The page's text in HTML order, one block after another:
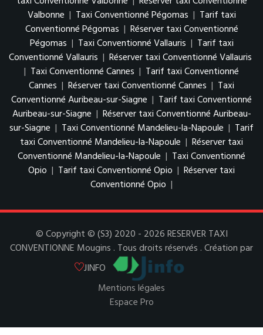
Valbonne | Taxi Conventionné Pégomas | Tarif taxi
Conventionné Pégomas | Réserver taxi Conventionné
Pégomas | Taxi Conventionné Vallauris | Tarif taxi
Conventionné Vallauris | Réserver taxi Conventionné Vallauris
| Taxi Conventionné Cannes | Tarif taxi Conventionné
Cannes | Réserver taxi Conventionné Cannes | Taxi
Conventionné Auribeau-sur-Siagne | Tarif taxi Conventionné
Auribeau-sur-Siagne | Réserver taxi Conventionné Auribeau-
sur-Siagne | Taxi Conventionné Mandelieu-la-Napoule | Tarif
taxi Conventionné Mandelieu-la-Napoule | Réserver taxi
Conventionné Mandelieu-la-Napoule | Taxi Conventionné
Opio | Tarif taxi Conventionné Opio | Réserver taxi
Conventionné Opio |
© Copyright © (S3) 2020 - 2026 RESERVER TAXI
CONVENTIONNE Mougins . Tous droits réservés . Création par
JINFO
Mentions légales
Espace Pro